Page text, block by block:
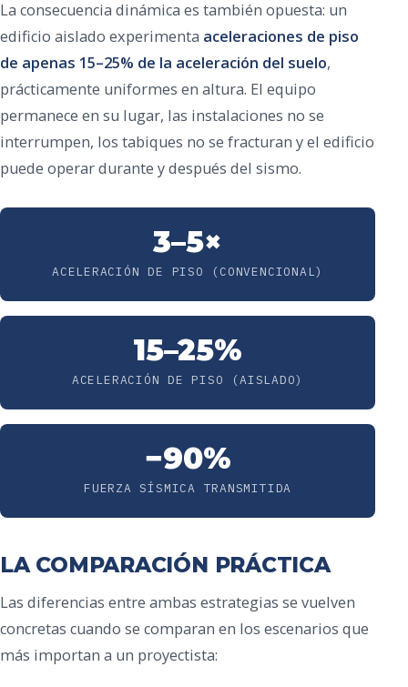
La consecuencia dinámica es también opuesta: un
edificio aislado experimenta aceleraciones de piso
de apenas 15–25% de la aceleración del suelo,
prácticamente uniformes en altura. El equipo
permanece en su lugar, las instalaciones no se
interrumpen, los tabiques no se fracturan y el edificio
puede operar durante y después del sismo.
3–5×
ACELERACIÓN DE PISO (CONVENCIONAL)
15–25%
ACELERACIÓN DE PISO (AISLADO)
−90%
FUERZA SÍSMICA TRANSMITIDA
LA COMPARACIÓN PRÁCTICA
Las diferencias entre ambas estrategias se vuelven
concretas cuando se comparan en los escenarios que
más importan a un proyectista: